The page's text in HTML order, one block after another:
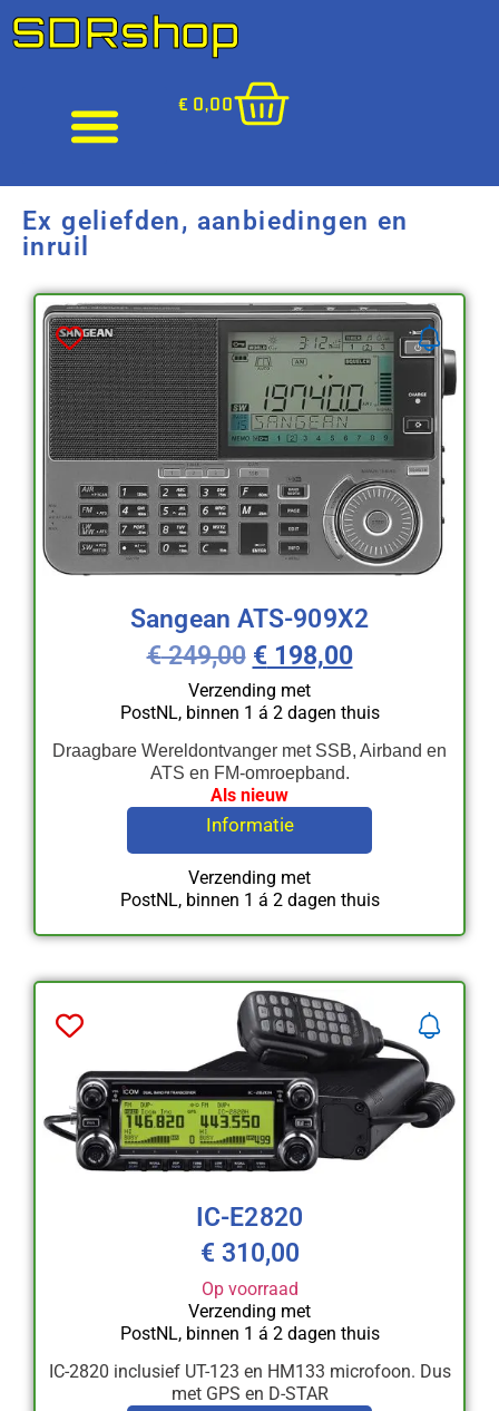
SDRshop
€ 0,00
Ex geliefden, aanbiedingen en
inruil
Sangean ATS-909X2
€249,00 €198,00
Verzending met
PostNL, binnen 1 á 2 dagen thuis
Draagbare Wereldontvanger met SSB, Airband en
ATS en FM-omroepband.
Als nieuw
Informatie
Verzending met
PostNL, binnen 1 á 2 dagen thuis
IC-E2820
€ 310,00
Op voorraad
Verzending met
PostNL, binnen 1 á 2 dagen thuis
IC-2820 inclusief UT-123 en HM133 microfoon. Dus
met GPS en D-STAR